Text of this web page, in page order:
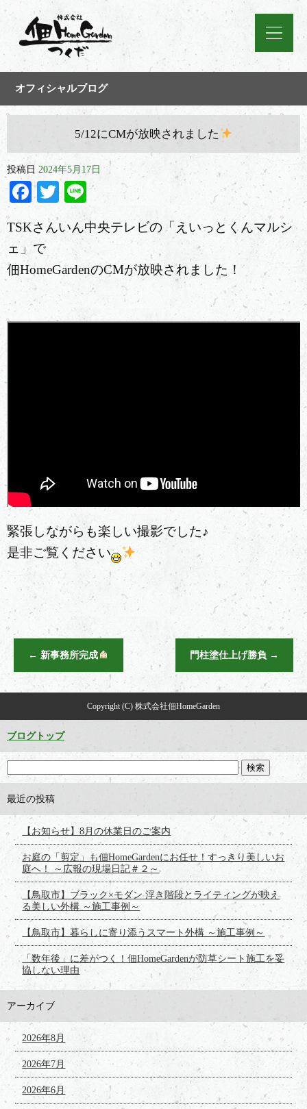
オフィシャルブログ
5/12にCMが放映されました
投稿日 2024年5月17日
Facebook
Twitter
Line
TSKさんいん中央テレビの「えいっとくんマルシ
ェ」で
佃HomeGardenのCMが放映されました！
緊張しながらも楽しい撮影でした♪
是非ご覧ください
← 新事務所完成 門柱塗仕上げ勝負 →
Copyright (C) 株式会社佃HomeGarden
ブログトップ
最近の投稿
【お知らせ】8月の休業日のご案内
お庭の「剪定」も佃HomeGardenにお任せ！すっきり美しいお
庭へ！ ～広報の現場日記＃２～
【鳥取市】ブラック×モダン 浮き階段とライティングが映え
る美しい外構 ～施工事例～
【鳥取市】暮らしに寄り添うスマート外構 ～施工事例～
「数年後」に差がつく！佃HomeGardenが防草シート施工を妥
協しない理由
アーカイブ
2026年8月
2026年7月
2026年6月